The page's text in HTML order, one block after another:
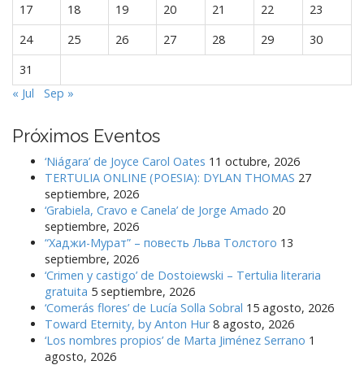
a
s
17
18 19 20 21 22
23
24
25 26 27 28 29
30
31
« Jul
Sep »
Próximos Eventos
‘Niágara’ de Joyce Carol Oates 11 octubre, 2026
TERTULIA ONLINE (POESIA): DYLAN THOMAS 27
septiembre, 2026
‘Grabiela, Cravo e Canela’ de Jorge Amado 20
septiembre, 2026
“Хаджи-Мурат” – повесть Льва Толстого 13
septiembre, 2026
‘Crimen y castigo’ de Dostoiewski – Tertulia literaria
gratuita 5 septiembre, 2026
‘Comerás flores’ de Lucía Solla Sobral 15 agosto, 2026
Toward Eternity, by Anton Hur 8 agosto, 2026
‘Los nombres propios’ de Marta Jiménez Serrano 1
agosto, 2026